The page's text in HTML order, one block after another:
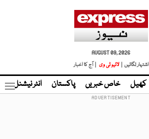
AUGUST 09, 2026
اشتہار لگائیں |
لائیو ٹی وی | آج کا اخبار
کھیل خاص خبریں پاکستان انٹر نیشنل